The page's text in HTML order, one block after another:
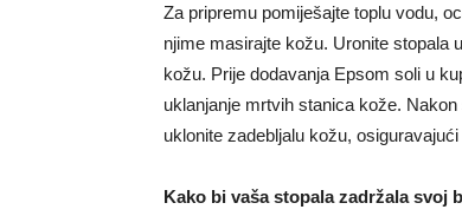
Za pripremu pomiješajte toplu vodu,
njime masirajte kožu. Uronite stopala
kožu. Prije dodavanja Epsom soli u
uklanjanje mrtvih stanica kože.
uklonite zadebljalu kožu,
Kako bi vaša stopala zadržala svoj